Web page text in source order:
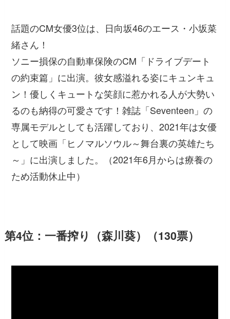
話題のCM女優3位は、日向坂46のエース・小坂菜
緒さん！
ソニー損保の自動車保険のCM「ドライブデート
の約束篇」に出演。彼女感溢れる姿にキュンキュ
ン！優しくキュートな笑顔に惹かれる人が大勢い
るのも納得の可愛さです！雑誌「Seventeen」の
専属モデルとしても活躍しており、2021年は女優
として映画「ヒノマルソウル～舞台裏の英雄たち
～」に出演しました。（2021年6月からは療養の
ため活動休止中）
第4位：一番搾り（森川葵）（130票）